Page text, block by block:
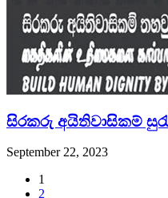
සිරකරු අයිතිවාසිකම්
September 22, 2023
1
2